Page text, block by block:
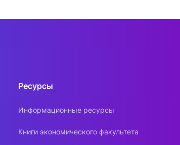
Ресурсы
Информационные ресурсы
Книги экономического факультета